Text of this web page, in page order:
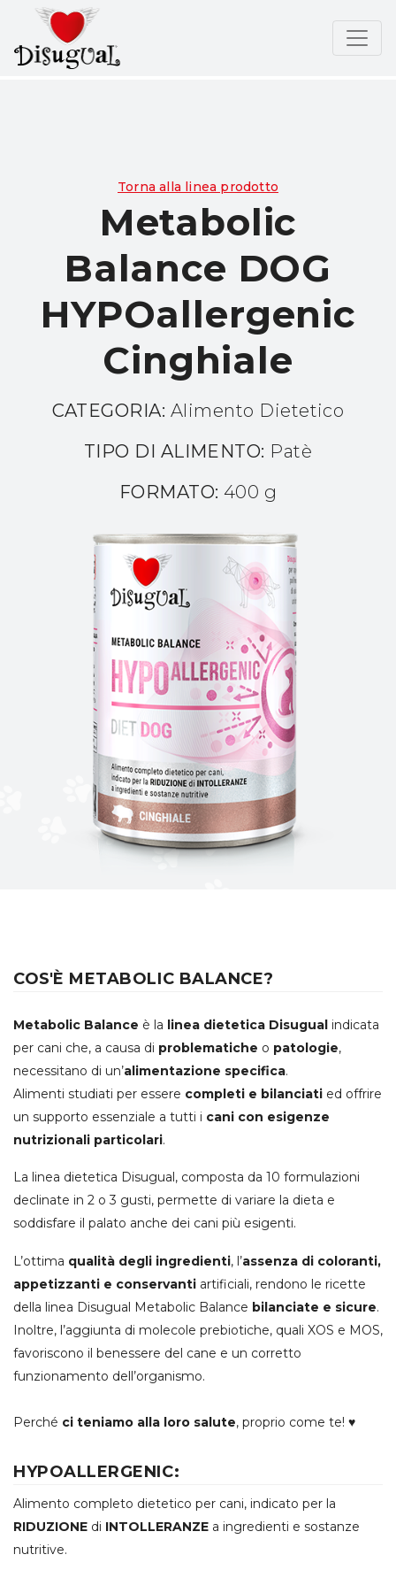
Torna alla linea prodotto
Metabolic
Balance DOG
HYPOallergenic
Cinghiale
CATEGORIA: Alimento Dietetico
TIPO DI ALIMENTO: Patè
FORMATO: 400 g
COS'È METABOLIC BALANCE?
Metabolic Balance è la linea dietetica Disugual indicata
per cani che, a causa di problematiche o patologie,
necessitano di un’alimentazione specifica.
Alimenti studiati per essere completi e bilanciati ed offrire
un supporto essenziale a tutti i cani con esigenze
nutrizionali particolari.
La linea dietetica Disugual, composta da 10 formulazioni
declinate in 2 o 3 gusti, permette di variare la dieta e
soddisfare il palato anche dei cani più esigenti.
L’ottima qualità degli ingredienti, l’assenza di coloranti,
appetizzanti e conservanti artificiali, rendono le ricette
della linea Disugual Metabolic Balance bilanciate e sicure.
Inoltre, l’aggiunta di molecole prebiotiche, quali XOS e MOS,
favoriscono il benessere del cane e un corretto
funzionamento dell’organismo.
Perché ci teniamo alla loro salute, proprio come te! ♥
HYPOALLERGENIC:
Alimento completo dietetico per cani, indicato per la
RIDUZIONE di INTOLLERANZE a ingredienti e sostanze
nutritive.